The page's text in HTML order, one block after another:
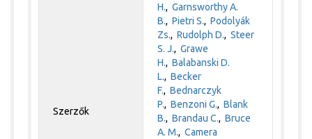
Szerzők
H.,Garnsworthy A.
B.,Pietri S.,Podolyák
Zs.,Rudolph D.,Steer
S. J.,Grawe
H.,Balabanski D.
L.,Becker
F.,Bednarczyk
P.,Benzoni G.,Blank
B.,Brandau C.,Bruce
A. M.,Camera